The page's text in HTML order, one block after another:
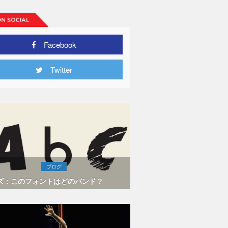
Facebook
Twitter
ブログ
：このフォントはどのバンド？